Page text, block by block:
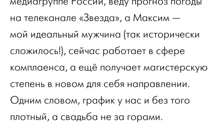
на телеканале «Звезда», а Максим —
мой идеальный мужчина (так исторически
сложилось!), сейчас работает в сфере
комплаенса, а ещё получает магистерскую
степень в новом для себя направлении.
Одним словом, график у нас и без того
плотный, а свадьба не за горами.